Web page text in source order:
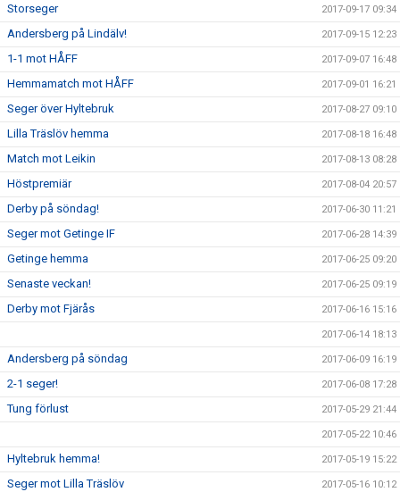
Storseger 2017-09-17 09:34
Andersberg på Lindälv! 2017-09-15 12:23
1-1 mot HÅFF 2017-09-07 16:48
Hemmamatch mot HÅFF 2017-09-01 16:21
Seger över Hyltebruk 2017-08-27 09:10
Lilla Träslöv hemma 2017-08-18 16:48
Match mot Leikin 2017-08-13 08:28
Höstpremiär 2017-08-04 20:57
Derby på söndag! 2017-06-30 11:21
Seger mot Getinge IF 2017-06-28 14:39
Getinge hemma 2017-06-25 09:20
Senaste veckan! 2017-06-25 09:19
Derby mot Fjärås 2017-06-16 15:16
2017-06-14 18:13
Andersberg på söndag 2017-06-09 16:19
2-1 seger! 2017-06-08 17:28
Tung förlust 2017-05-29 21:44
2017-05-22 10:46
Hyltebruk hemma! 2017-05-19 15:22
Seger mot Lilla Träslöv 2017-05-16 10:12